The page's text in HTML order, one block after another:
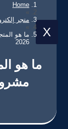
X
Home
»
متجر
»
ما هو
2026
ما هو